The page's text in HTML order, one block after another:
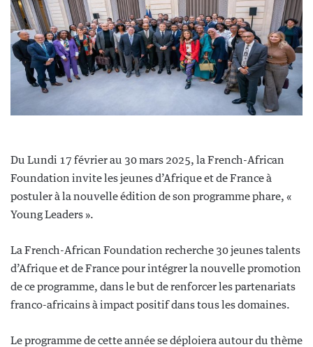
Du Lundi 17 février au 30 mars 2025, la French-African
Foundation invite les jeunes d’Afrique et de France à
postuler à la nouvelle édition de son programme phare, «
Young Leaders ».
La French-African Foundation recherche 30 jeunes talents
d’Afrique et de France pour intégrer la nouvelle promotion
de ce programme, dans le but de renforcer les partenariats
franco-africains à impact positif dans tous les domaines.
Le programme de cette année se déploiera autour du thème